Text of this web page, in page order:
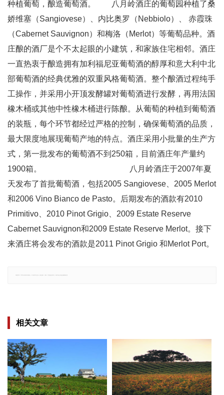
种植葡萄，酿造葡萄酒。 八月岭酒庄的葡萄园种植了桑
娇维塞（Sangiovese）、内比奥罗（Nebbiolo）、 赤霞珠
（Cabernet Sauvignon）和梅洛（Merlot）等葡萄品种。酒
庄酿的酒厂是个不太起眼的小建筑，和家族住宅相邻。酒庄
一直热衷于酿造拥有加利福尼亚葡萄酒的醇厚和意大利中北
部葡萄酒的经典优雅的双重风格葡萄酒。整个酿酒过程纯手
工操作，并采用小开顶发酵罐对葡萄酒进行发酵，再用法国
橡木桶或其他中性橡木桶进行陈酿。从葡萄的种植到葡萄酒
的装瓶，每个环节都经过严格的控制，确保葡萄酒的品质，
最大限度地展现葡萄产地的特点。酒庄采用小批量的生产方
式，第一批发布的葡萄酒不到250箱，目前酒庄年产量约
1900箱。 八月岭酒庄于2007年夏
天发布了首批葡萄酒，包括2005 Sangiovese、2005 Merlot
和2006 Vino Bianco de Pasto。后期发布的酒款有2010
Primitivo、2010 Pinot Grigio、2009 Estate Reserve
Cabernet Sauvignon和2009 Estate Reserve Merlot。接下
来酒庄将会发布的酒款是2011 Pinot Grigio 和Merlot Port。
相关文章